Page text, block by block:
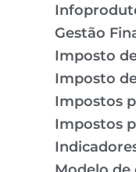
Gestão
Imposto
Imposto
Impostos
Impostos